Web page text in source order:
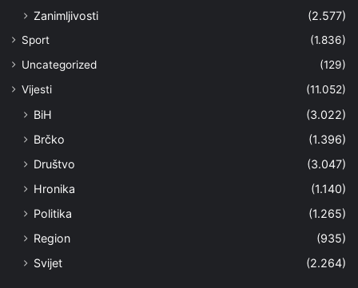
Zanimljivosti
(2.577)
Sport
(1.836)
Uncategorized
(129)
Vijesti
(11.052)
BiH
(3.022)
Brčko
(1.396)
Društvo
(3.047)
Hronika
(1.140)
Politika
(1.265)
Region
(935)
Svijet
(2.264)